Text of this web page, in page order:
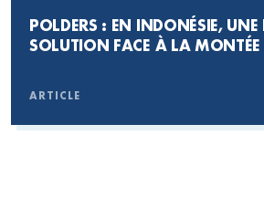
POLDERS : EN INDONÉSIE, UNE
SOLUTION FACE À LA MONTÉE
ARTICLE